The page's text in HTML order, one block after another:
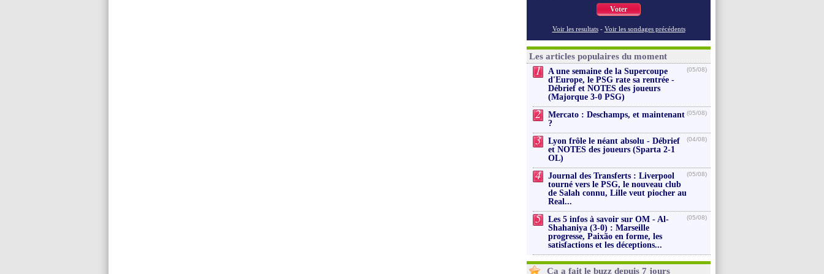
Voter
Voir les resultats - Voir les sondages précédents
Les articles populaires du moment
1
A une semaine de la Supercoupe
d'Europe, le PSG rate sa rentrée -
Débrief et NOTES des joueurs
(Majorque 3-0 PSG)
(05/08)
2
Mercato : Deschamps, et maintenant
?
(05/08)
3
Lyon frôle le néant absolu - Débrief
et NOTES des joueurs (Sparta 2-1
OL)
(04/08)
4
Journal des Transferts : Liverpool
tourné vers le PSG, le nouveau club
de Salah connu, Lille veut piocher au
Real...
(05/08)
5
Les 5 infos à savoir sur OM - Al-
Shahaniya (3-0) : Marseille
progresse, Paixão en forme, les
satisfactions et les déceptions...
(05/08)
Ça a fait le buzz depuis 7 jours